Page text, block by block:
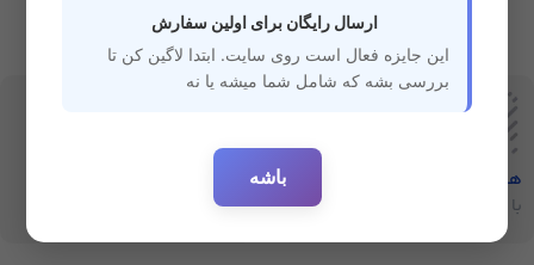
هفت‌روز‌ضمانت‌بازگشت
با خیال راحت خرید کنید
ارسال سریع
ارسال رایگان برای اولین سفارش
این جایزه فعال است روی سایت. ابتدا لاگین کن تا
بررسی بشه که شامل شما میشه یا نه
باشه